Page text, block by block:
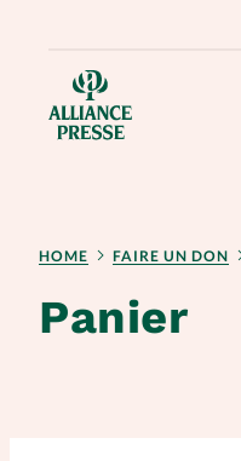
HOME FAIRE UN DON
Panier